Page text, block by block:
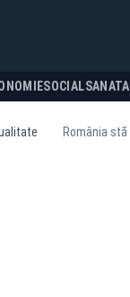
SOCIAL
România